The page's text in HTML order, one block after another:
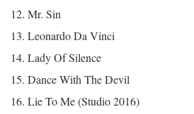
12. Mr. Sin
13. Leonardo Da Vinci
14. Lady Of Silence
15. Dance With The Devil
16. Lie To Me (Studio 2016)